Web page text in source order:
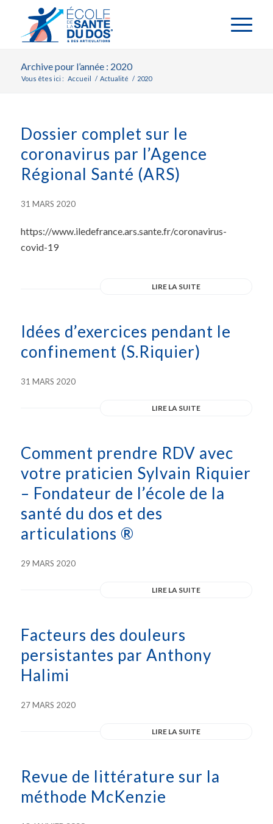
Archive pour l’année : 2020
Vous êtes ici : Accueil / Actualité / 2020
Dossier complet sur le
coronavirus par l’Agence
Régional Santé (ARS)
31 MARS 2020
https://www.iledefrance.ars.sante.fr/coronavirus-
covid-19
LIRE LA SUITE
Idées d’exercices pendant le
confinement (S.Riquier)
31 MARS 2020
LIRE LA SUITE
Comment prendre RDV avec
votre praticien Sylvain Riquier
– Fondateur de l’école de la
santé du dos et des
articulations ®
29 MARS 2020
LIRE LA SUITE
Facteurs des douleurs
persistantes par Anthony
Halimi
27 MARS 2020
LIRE LA SUITE
Revue de littérature sur la
méthode McKenzie